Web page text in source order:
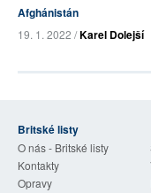
Afghánistán
19. 1. 2022 /Karel Dolejší
Britské listy
O nás - Britské listy
Kontakty
Opravy